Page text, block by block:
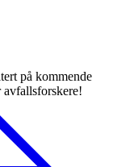
på kommende
avfallsforskere!